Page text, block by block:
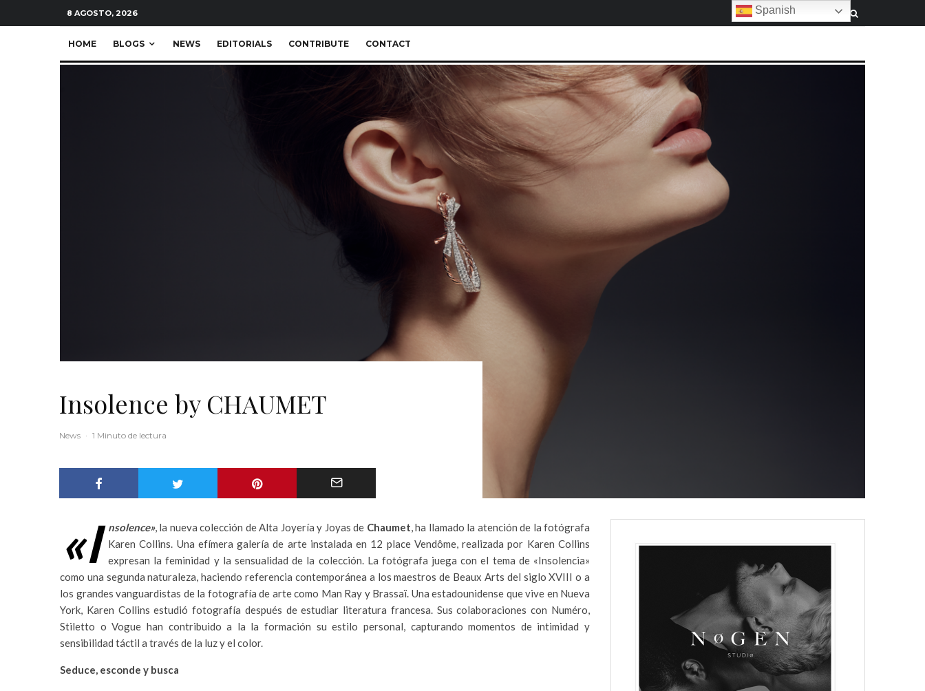
8 AGOSTO, 2026
HOME BLOGS NEWS EDITORIALS CONTRIBUTE CONTACT
Insolence by CHAUMET
News · 1 Minuto de lectura
«I nsolence», la nueva colección de Alta Joyería y Joyas de Chaumet, ha llamado la atención de la fotógrafa
Karen Collins. Una efímera galería de arte instalada en 12 place Vendôme, realizada por Karen Collins
expresan la feminidad y la sensualidad de la colección. La fotógrafa juega con el tema de «Insolencia»
como una segunda naturaleza, haciendo referencia contemporánea a los maestros de Beaux Arts del siglo XVIII o a
los grandes vanguardistas de la fotografía de arte como Man Ray y Brassaï. Una estadounidense que vive en Nueva
York, Karen Collins estudió fotografía después de estudiar literatura francesa. Sus colaboraciones con Numéro,
Stiletto o Vogue han contribuido a la la formación su estilo personal, capturando momentos de intimidad y
sensibilidad táctil a través de la luz y el color.
Seduce, esconde y busca
Spanish